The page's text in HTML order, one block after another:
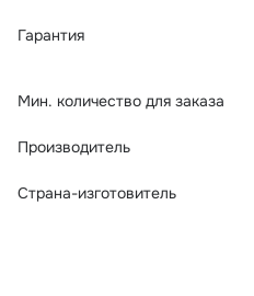
Гарантия
Мин. количество для заказа
Производитель
Страна-изготовитель